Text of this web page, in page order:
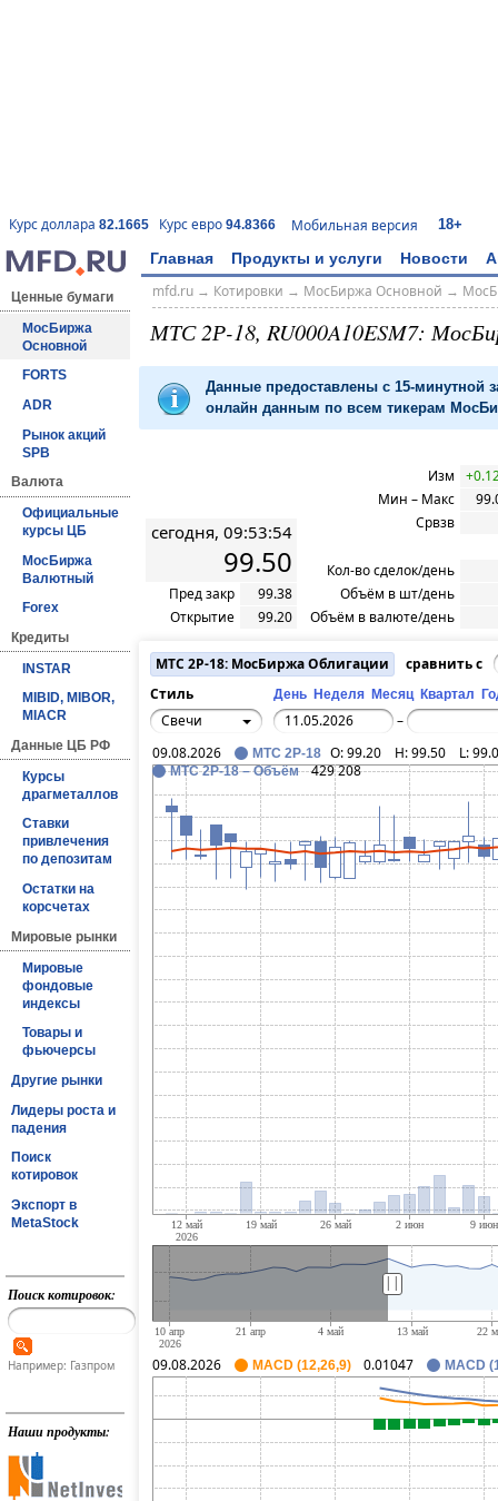
Курс доллара 82.1665 Курс евро 94.8366 Мобильная версия 18+
Главная Продукты и услуги Новости
Ценные бумаги
МосБиржа
Основной
FORTS
ADR
Рынок акций
SPB
Валюта
Официальные
курсы ЦБ
МосБиржа
Валютный
Forex
Кредиты
INSTAR
MIBID, MIBOR,
MIACR
Данные ЦБ РФ
Курсы
драгметаллов
Ставки
привлечения
по депозитам
Остатки на
корсчетах
Мировые рынки
Мировые
фондовые
индексы
Товары и
фьючерсы
Другие рынки
Лидеры роста и
падения
Поиск
котировок
Экспорт в
MetaStock
Поиск котировок:
Например: Газпром
Наши продукты:
mfd.ru→ Котировки → МосБиржа Основной →
МТС 2Р-18, RU000A10ESM7:
Данные предоставлены с 15-минутной
онлайн данным по всем тикерам
сегодня, 09:53:54
99.50
Пред закр
99.38
Открытие
99.20
Изм
Мин – Макс
Срвзв
Кол-во сделок/день
Объём в шт/день
Объём в валюте/день
МТС 2Р-18: МосБиржа Облигации
сравнить с
Стиль
День Неделя Месяц Квартал
Свечи –
||
09.08.2026 МТС 2Р-18 O:99.20 H:99.50 L:
МТС 2Р-18 – Объём 429 208
09.08.2026 MACD (12,26,9) 0.01047 MACD